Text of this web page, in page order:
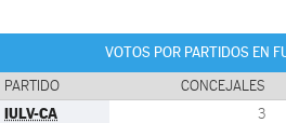
VOTOS POR PARTIDOS EN
PARTIDO CONCEJALES
IULV-CA 3